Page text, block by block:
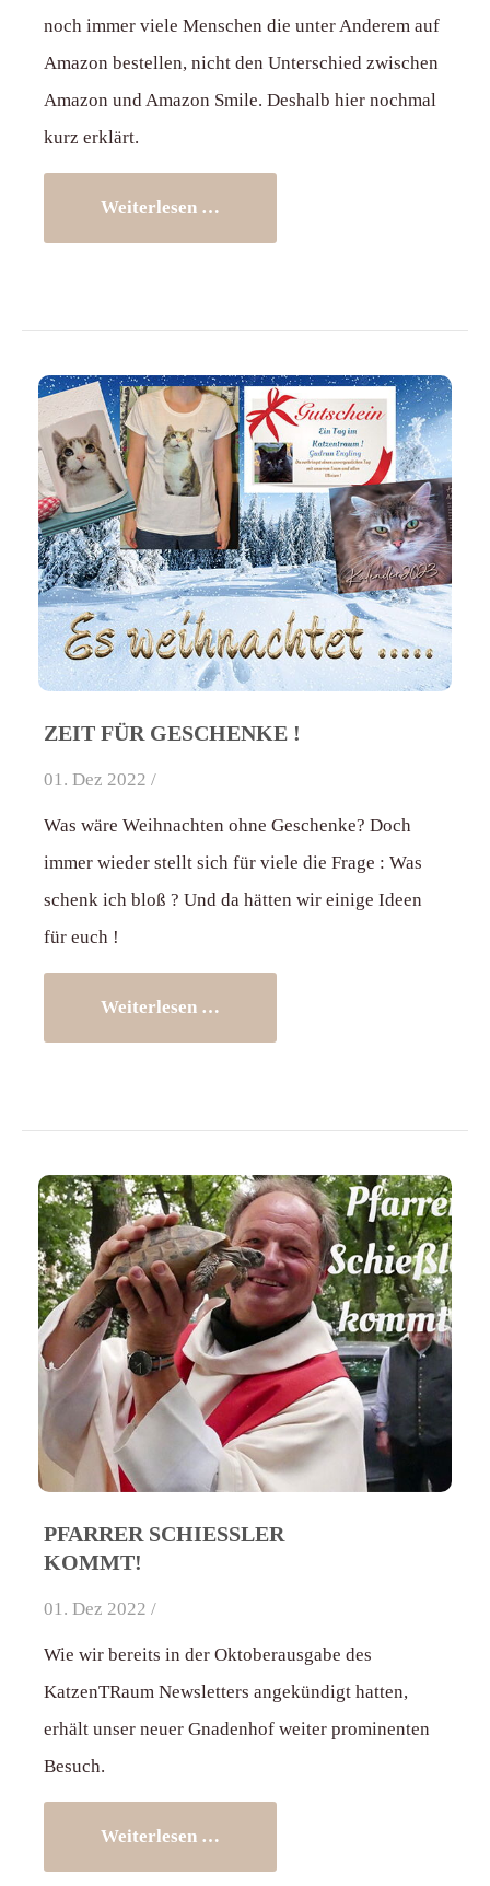
noch immer viele Menschen die unter Anderem auf
Amazon bestellen, nicht den Unterschied zwischen
Amazon und Amazon Smile. Deshalb hier nochmal
kurz erklärt.
Weiterlesen …
ZEIT FÜR GESCHENKE !
01. Dez 2022 /
Was wäre Weihnachten ohne Geschenke? Doch
immer wieder stellt sich für viele die Frage : Was
schenk ich bloß ? Und da hätten wir einige Ideen
für euch !
Weiterlesen …
PFARRER SCHIESSLER K
OMMT!
01. Dez 2022 /
Wie wir bereits in der Oktoberausgabe des
KatzenTRaum Newsletters angekündigt hatten,
erhält unser neuer Gnadenhof weiter prominenten
Besuch.
Weiterlesen …